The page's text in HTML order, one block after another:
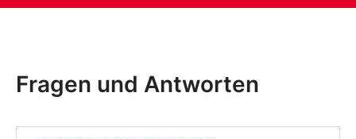
Fragen und Antworten